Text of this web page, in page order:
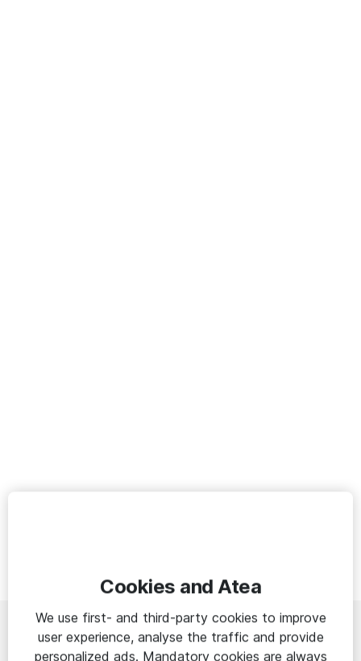
Områden
Cookies and Atea
We use first- and third-party cookies to improve
user experience, analyse the traffic and provide
personalized ads. Mandatory cookies are always